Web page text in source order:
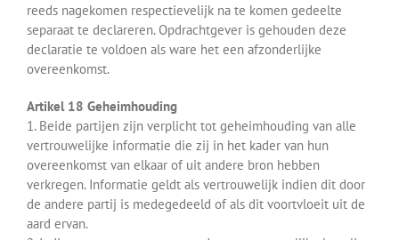
reeds nagekomen respectievelijk na te komen gedeelte
separaat te declareren. Opdrachtgever is gehouden deze
declaratie te voldoen als ware het een afzonderlijke
overeenkomst.
Artikel 18 Geheimhouding
1. Beide partijen zijn verplicht tot geheimhouding van alle
vertrouwelijke informatie die zij in het kader van hun
overeenkomst van elkaar of uit andere bron hebben
verkregen. Informatie geldt als vertrouwelijk indien dit door
de andere partij is medegedeeld of als dit voortvloeit uit de
aard ervan.